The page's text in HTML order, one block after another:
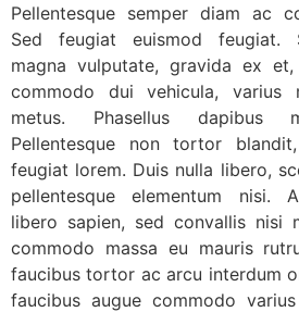
Pellentesque semper diam ac
Sed feugiat euismod feugiat.
magna vulputate, gravida ex
commodo dui vehicula, varius
metus. Phasellus dapibus
Pellentesque non tortor
feugiat lorem. Duis nulla libero,
pellentesque elementum nisi.
libero sapien, sed convallis nisi
commodo massa eu mauris
faucibus tortor ac arcu interdum
faucibus augue commodo